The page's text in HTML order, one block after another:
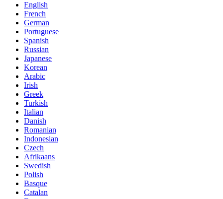
English
French
German
Portuguese
Spanish
Russian
Japanese
Korean
Arabic
Irish
Greek
Turkish
Italian
Danish
Romanian
Indonesian
Czech
Afrikaans
Swedish
Polish
Basque
Catalan